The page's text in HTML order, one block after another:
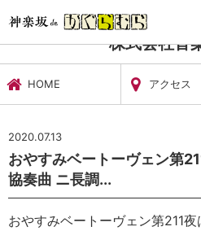
文化施設・ギャラリー
株式会社音
HOME アクセス
2020.07.13
おやすみベートーヴェン第
協奏曲 ニ長調...
おやすみベートーヴェン第211